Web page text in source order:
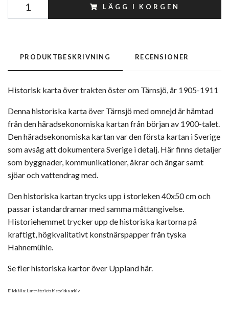
LÄGG I KORGEN
PRODUKTBESKRIVNING RECENSIONER
Historisk karta över trakten öster om Tärnsjö, år 1905-1911
Denna historiska karta över Tärnsjö med omnejd är hämtad
från den häradsekonomiska kartan från början av 1900-talet.
Den häradsekonomiska kartan var den första kartan i Sverige
som avsåg att dokumentera Sverige i detalj. Här finns detaljer
som byggnader, kommunikationer, åkrar och ängar samt
sjöar och vattendrag med.
Den historiska kartan trycks upp i storleken 40x50 cm och
passar i standardramar med samma måttangivelse.
Historiehemmet trycker upp de historiska kartorna på
kraftigt, högkvalitativt konstnärspapper från tyska
Hahnemühle.
Se fler historiska kartor över Uppland här.
Bildkälla: Lantmäteriets historiska arkiv